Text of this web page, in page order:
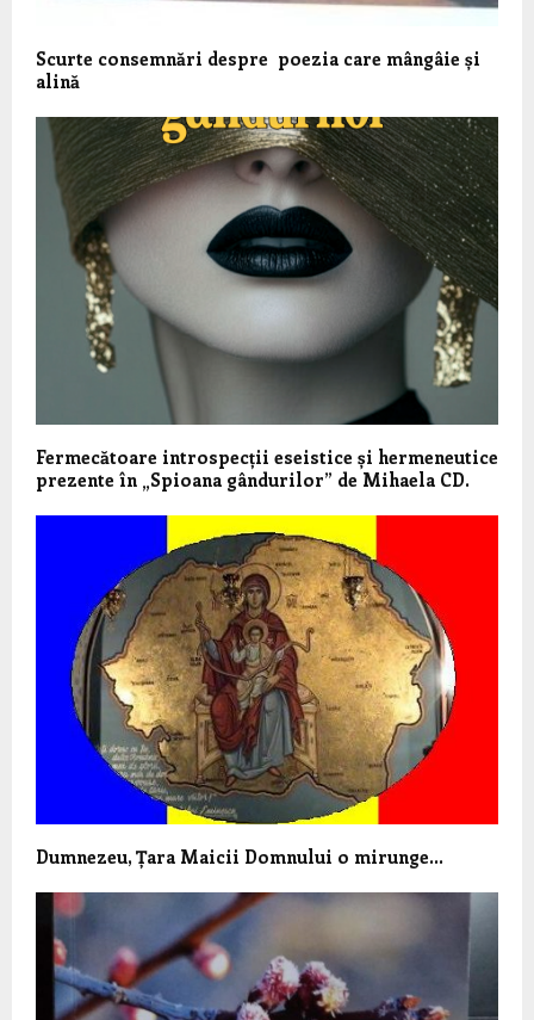
Scurte consemnări despre poezia care mângâie și
alină
Fermecătoare introspecții eseistice și hermeneutice
prezente în „Spioana gândurilor” de Mihaela CD.
Dumnezeu, Țara Maicii Domnului o mirunge…